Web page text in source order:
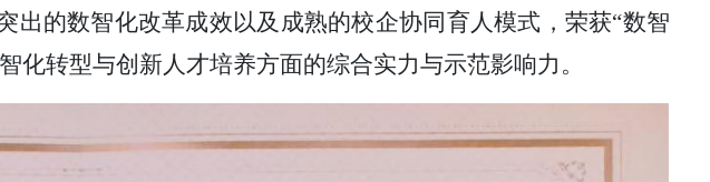
出的数智化改革成效以及成熟的校企协同育人模式，荣获“数智
化转型与创新人才培养方面的综合实力与示范影响力。